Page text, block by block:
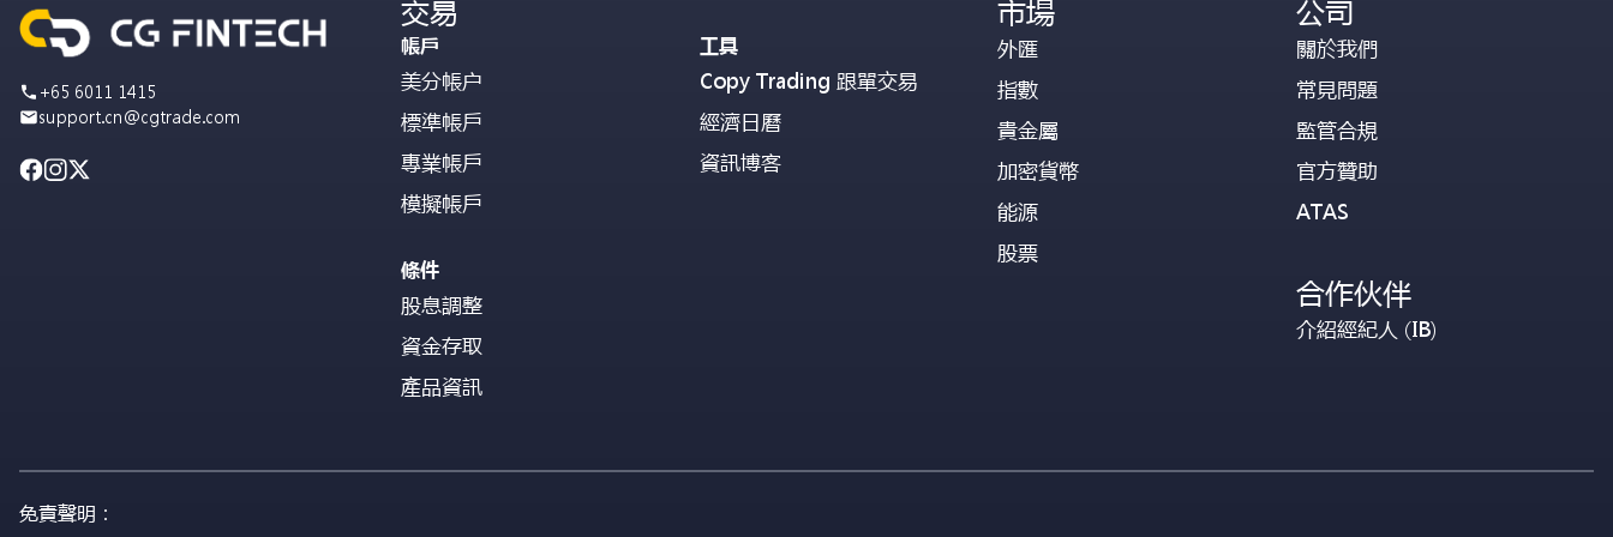
+65 6011 1415
support.cn@cgtrade.com
交易
帳戶
美分帳户
標準帳戶
專業帳戶
模擬帳戶
條件
股息調整
資金存取
產品資訊
工具
Copy Trading 跟單交易
經濟日曆
資訊博客
市場
外匯
指數
貴金屬
加密貨幣
能源
股票
公司
關於我們
常見問題
監管合規
官方贊助
ATAS
合作伙伴
介紹經紀人 (IB)
免責聲明：